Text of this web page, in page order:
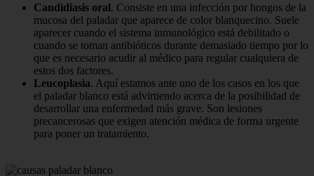
Candidiasis oral. Consiste en una infección por hongos de la
mucosa del paladar que aparece de color blanquecino. Suele
aparecer cuando el sistema inmunológico está debilitado o
cuando se toman antibióticos durante demasiado tiempo por lo
que es necesario acudir al médico para regular cualquiera de
estos dos factores.
Leucoplasia. Aquí estamos ante uno de los casos en los que
el paladar blanco está advirtiendo acerca de la posibilidad de
desarrollar una enfermedad más grave. Son lesiones
precancerosas que exigen atención médica de forma urgente
para poner un tratamiento.